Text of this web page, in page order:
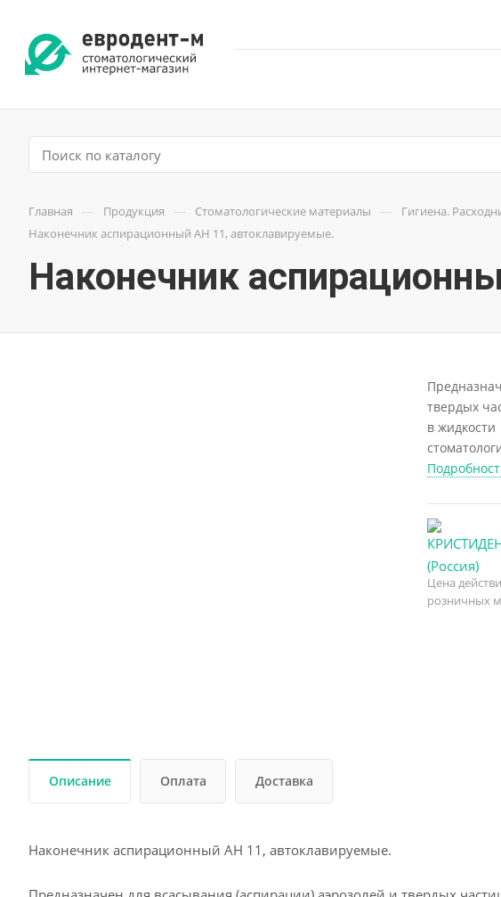
Главная — Продукция — Стоматологические материалы — Гигиена.
Наконечник аспирационный АН 11, автоклавируемые.
Наконечник
твердых
в
Длина: 150
Цена
розничных
Описание Оплата Доставка
Наконечник аспирационный АН 11, автоклавируемые.